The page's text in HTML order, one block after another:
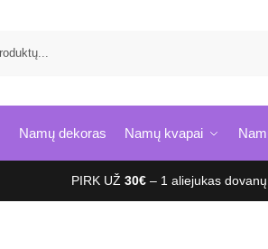
Namų dekoras Namų kvapai
PIRK UŽ 30€ – 1 aliejukas